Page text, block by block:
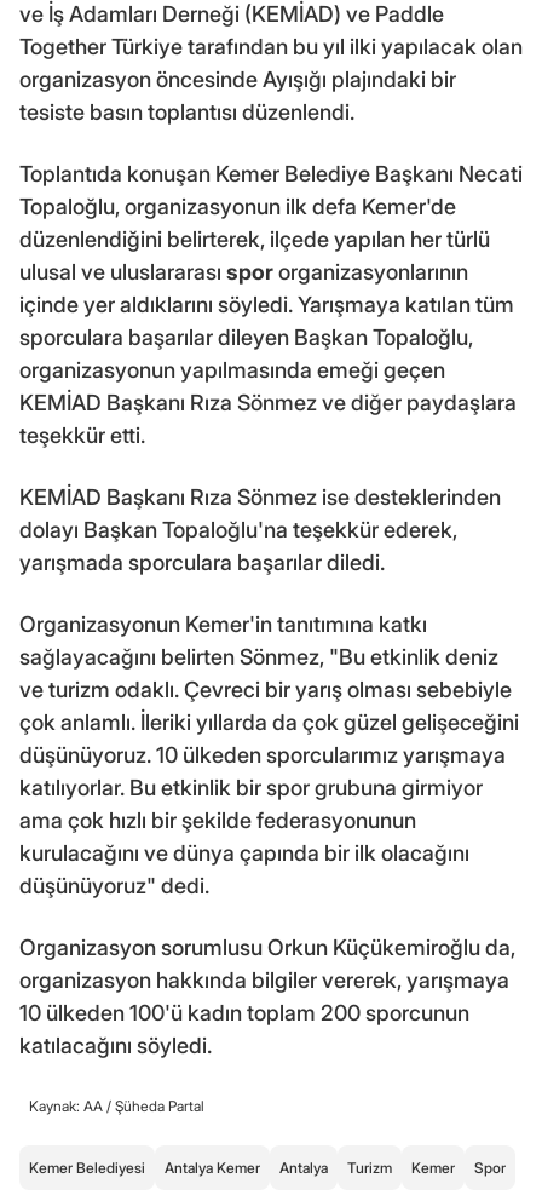
ve İş Adamları Derneği (KEMİAD) ve Paddle
Together Türkiye tarafından bu yıl ilki yapılacak olan
organizasyon öncesinde Ayışığı plajındaki bir
tesiste basın toplantısı düzenlendi.
Toplantıda konuşan Kemer Belediye Başkanı Necati
Topaloğlu, organizasyonun ilk defa Kemer'de
düzenlendiğini belirterek, ilçede yapılan her türlü
ulusal ve uluslararası spororganizasyonlarının
içinde yer aldıklarını söyledi. Yarışmaya katılan tüm
sporculara başarılar dileyen Başkan Topaloğlu,
organizasyonun yapılmasında emeği geçen
KEMİAD Başkanı Rıza Sönmez ve diğer paydaşlara
teşekkür etti.
KEMİAD Başkanı Rıza Sönmez ise desteklerinden
dolayı Başkan Topaloğlu'na teşekkür ederek,
yarışmada sporculara başarılar diledi.
Organizasyonun Kemer'in tanıtımına katkı
sağlayacağını belirten Sönmez, "Bu etkinlik deniz
ve turizm odaklı. Çevreci bir yarış olması sebebiyle
çok anlamlı. İleriki yıllarda da çok güzel gelişeceğini
düşünüyoruz. 10 ülkeden sporcularımız yarışmaya
katılıyorlar. Bu etkinlik bir spor grubuna girmiyor
ama çok hızlı bir şekilde federasyonunun
kurulacağını ve dünya çapında bir ilk olacağını
düşünüyoruz" dedi.
Organizasyon sorumlusu Orkun Küçükemiroğlu da,
organizasyon hakkında bilgiler vererek, yarışmaya
10 ülkeden 100'ü kadın toplam 200 sporcunun
katılacağını söyledi.
Kaynak: AA / Şüheda Partal
Kemer Belediyesi Antalya Kemer Antalya Turizm Kemer Spor